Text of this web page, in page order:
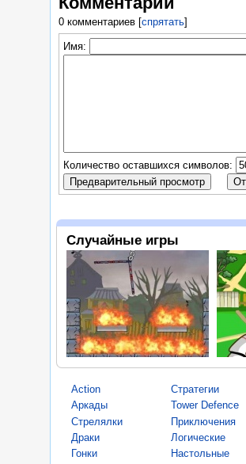
0 комментариев[спрятать]
Имя:
Количество оставшихся символов:
Случайные игры
Action
Аркады
Стрелялки
Драки
Гонки
Стратегии
Tower Defence
Приключения
Логические
Настольные